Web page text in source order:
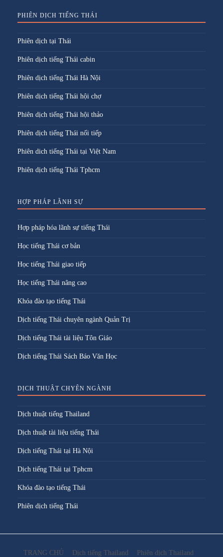
PHIÊN DỊCH TIẾNG THÁI
Phiên dịch tại Thái
Phiên dịch tiếng Thái cabin
Phiên dịch tiếng Thái Hà Nội
Phiên dịch tiếng Thái hội chợ
Phiên dịch tiếng Thái hội thảo
Phiên dịch tiếng Thái nối tiếp
Phiên dich tiếng Thái tại Việt Nam
Phiên dịch tiếng Thái Tphcm
HỢP PHÁP LÃNH SỰ
Hợp pháp hóa lãnh sự tiếng Thái
Học tiếng Thái cơ bản
Học tiếng Thái giao tiếp
Học tiếng Thái nâng cao
Khóa đào tạo tiếng Thái
Dịch tiếng Thái chuyên ngành Quản Trị
Dịch tiếng Thái tài liệu Tôn Giáo
Dịch tiếng Thái Sách Báo Văn Học
DỊCH THUẬT CHYÊN NGÀNH
Dịch thuật tiếng Thailand
Dịch thuật tài liệu tiếng Thái
Dịch tiếng Thái tại Hà Nội
Dịch tiếng Thái tại Tphcm
Khóa đào tạo tiếng Thái
Phiên dịch tiếng Thái
TRANG CHỦ Dịch tiếng Thailand Phiên dịch Thailand